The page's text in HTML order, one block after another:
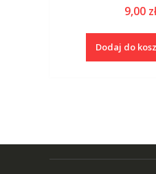
9,00 zł
Dodaj do